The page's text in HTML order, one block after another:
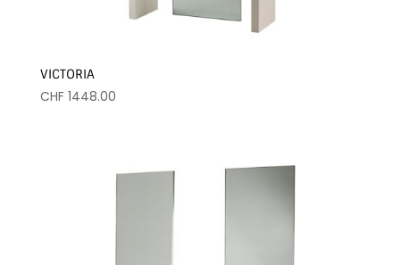
VICTORIA
CHF1448.00